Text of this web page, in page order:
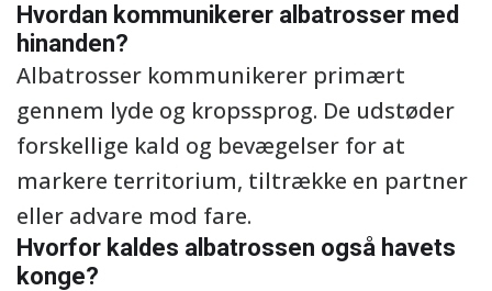
Hvordan kommunikerer albatrosser med
hinanden?
Albatrosser kommunikerer primært
gennem lyde og kropssprog. De udstøder
forskellige kald og bevægelser for at
markere territorium, tiltrække en partner
eller advare mod fare.
Hvorfor kaldes albatrossen også havets
konge?